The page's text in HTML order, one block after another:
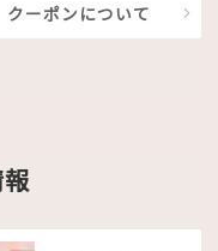
クーポンについて